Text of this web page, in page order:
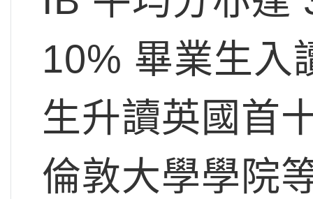
10% 畢業生入
生升讀英國首
倫敦大學學院